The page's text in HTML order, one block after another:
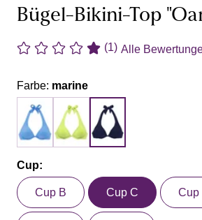
Bügel-Bikini-Top
(1) Alle
Farbe: marine
Cup:
Cup B Cup C Cup